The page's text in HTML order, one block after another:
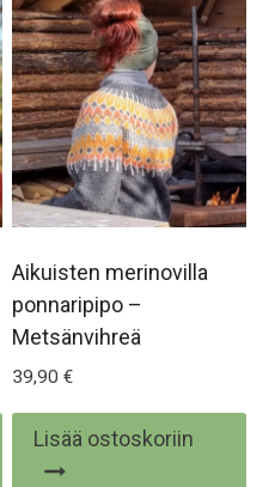
Voit
tehdä
valinnat
tuotteen
sivulla.
Aikuisten merinovilla
ponnaripipo –
Metsänvihreä
39,90 €
Lisää ostoskoriin